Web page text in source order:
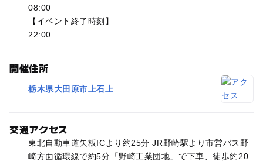
08:00
【イベント終了時刻】
22:00
開催住所
栃木県大田原市上石上
交通アクセス
東北自動車道矢板ICより約25分 JR野崎駅より市営バス野
崎方面循環線で約5分「野崎工業団地」で下車、徒歩約20